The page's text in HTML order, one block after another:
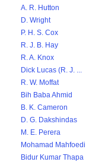
A. R. Hutton
D. Wright
P. H. S. Cox
R. J. B. Hay
R. A. Knox
Dick Lucas (R. J. ...
R. W. Moffat
Bih Baba Ahmid
B. K. Cameron
D. G. Dakshindas
M. E. Perera
Mohamad Mahfoedi
Bidur Kumar Thapa